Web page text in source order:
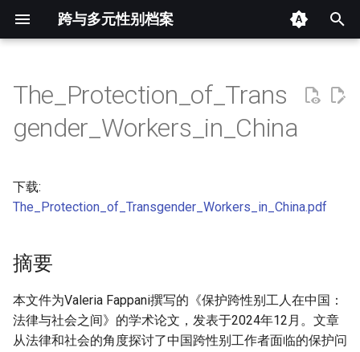
跨与多元性别档案
开
摘要
正文
The_Protection_of_Trans
gender_Workers_in_China
下载:
The_Protection_of_Transgender_Workers_in_China.pdf
摘要
本文件为Valeria Fappani撰写的《保护跨性别工人在中国：
法律与社会之间》的学术论文，发表于2024年12月。文章
从法律和社会的角度探讨了中国跨性别工作者面临的保护问